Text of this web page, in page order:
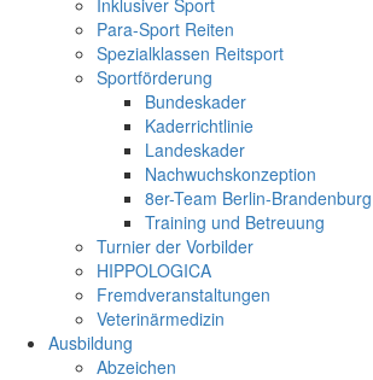
Inklusiver Sport
Para-Sport Reiten
Spezialklassen Reitsport
Sportförderung
Bundeskader
Kaderrichtlinie
Landeskader
Nachwuchskonzeption
8er-Team Berlin-Brandenburg
Training und Betreuung
Turnier der Vorbilder
HIPPOLOGICA
Fremdveranstaltungen
Veterinärmedizin
Ausbildung
Abzeichen